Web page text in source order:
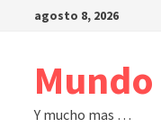
Saltaragosto 8, 2026
Y mucho mas …